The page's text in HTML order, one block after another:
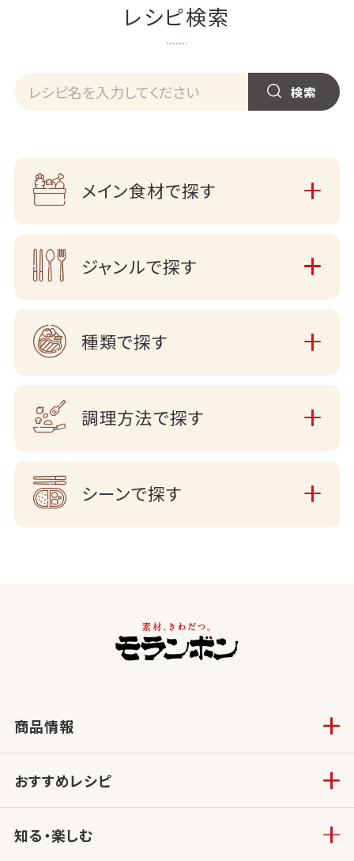
レシピ検索
メイン食材で探す
ジャンルで探す
種類で探す
調理方法で探す
シーンで探す
商品情報
おすすめレシピ
知る・楽しむ